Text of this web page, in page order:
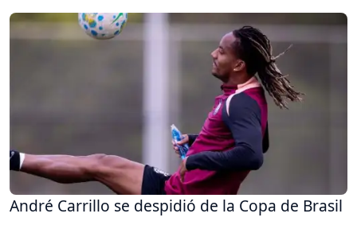
André Carrillo se despidió de la Copa de Brasil